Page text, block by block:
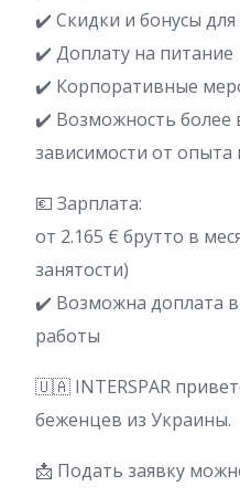
✔️ Скидки и бонусы для
✔️ Доплату на питание
✔️ Корпоративные
✔️ Возможность более
зависимости от
💶 Зарплата:
от 2.165 € брутто в
занятости)
✔️ Возможна доплата
работы
🇺🇦 INTERSPAR
беженцев из Украины.
📩 Подать заявку